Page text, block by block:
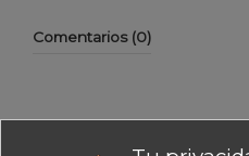
Comentarios (0)